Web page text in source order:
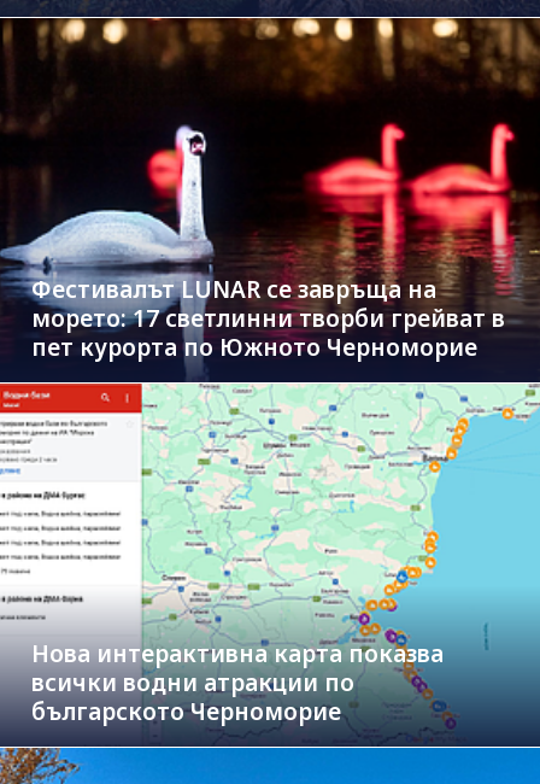
Фестивалът LUNAR се завръща на
морето: 17 светлинни творби грейват в
пет курорта по Южното Черноморие
Нова интерактивна карта показва
всички водни атракции по
българското Черноморие